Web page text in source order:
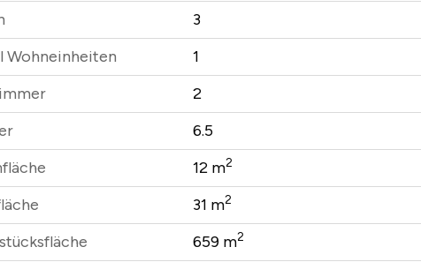
3
Wohneinheiten
1
2
6.5
12 m2
31 m2
659 m2